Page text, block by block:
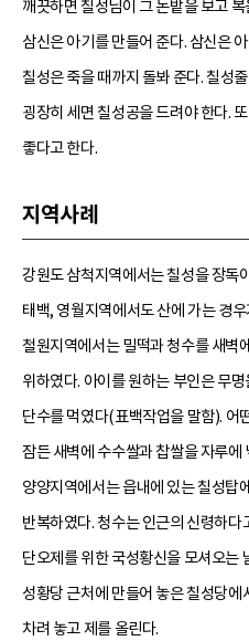
깨끗하면 칠성님이 그 논밭을 보고
삼신은 아기를 만들어 준다. 삼신은
칠성은 죽을 때까지 돌봐 준다. 칠성
굉장히 세면 칠성공을 드려야 한다.
좋다고 한다.
지역사례
강원도 삼척지역에서는 칠성을 장독
태백, 영월지역에서도 산에 가는 경
철원지역에서는 밀떡과 청수를 새벽
위하였다. 아이를 원하는 부인은 무
단수를 먹였다(표백작업을 말함). 어
잠든 새벽에 수수쌀과 찹쌀을 자루
양양지역에서는 읍내에 있는 칠성탑
반복하였다. 청수는 인근의 신령하
단오제를 위한 국성황신을 모셔오
성황당 근처에 만들어 놓은 칠성당
차려 놓고 제를 올린다.